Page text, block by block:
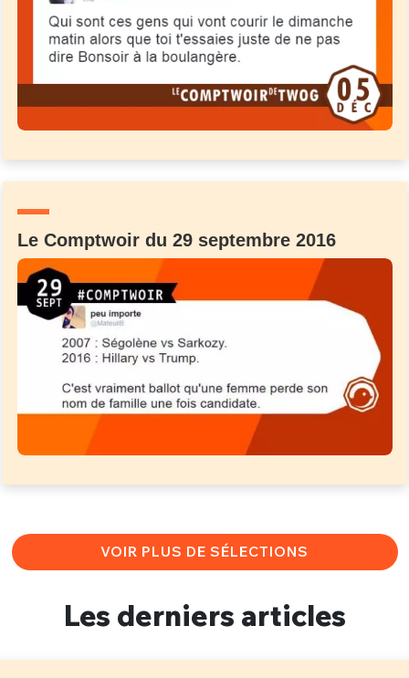
Le Comptwoir du 29 septembre 2016
VOIR PLUS DE SÉLECTIONS
Les derniers articles